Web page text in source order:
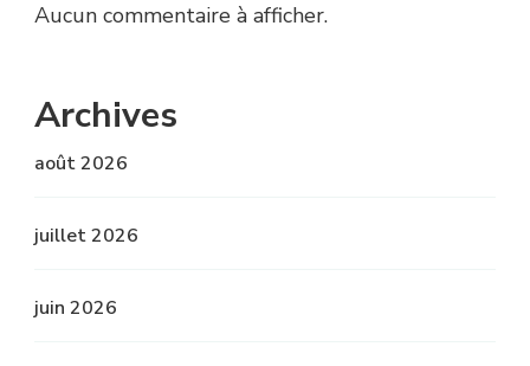
Aucun commentaire à afficher.
Archives
août 2026
juillet 2026
juin 2026